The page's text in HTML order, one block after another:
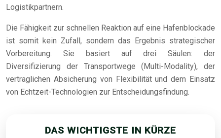
Logistikpartnern.
Die Fähigkeit zur schnellen Reaktion auf eine Hafenblockade
ist somit kein Zufall, sondern das Ergebnis strategischer
Vorbereitung. Sie basiert auf drei Säulen: der
Diversifizierung der Transportwege (Multi-Modality), der
vertraglichen Absicherung von Flexibilität und dem Einsatz
von Echtzeit-Technologien zur Entscheidungsfindung.
DAS WICHTIGSTE IN KÜRZE